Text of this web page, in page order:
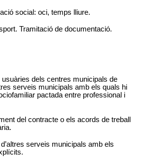
social: oci, temps lliure.
Tramitació de documentació.
dels centres municipals de
serveis municipals amb els quals hi
pactada entre professional i
del contracte o els acords de treball
serveis municipals amb els